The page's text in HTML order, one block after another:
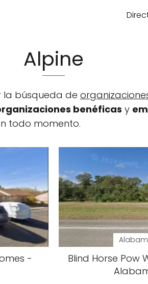
Alpine
la búsqueda de
benéficas y
todo momento.
-
Blind Horse Pow